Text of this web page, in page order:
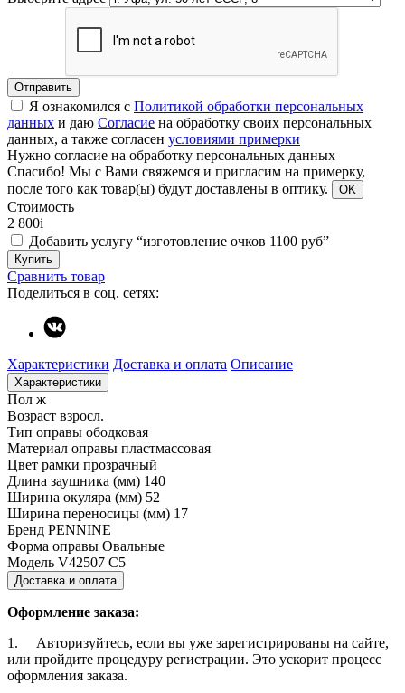
Отправить
Я ознакомился с Политикой обработки персональных
данных и даю Согласие на обработку своих персональных
данных, а также согласен условиями примерки
Нужно согласие на обработку персональных данных
Спасибо! Мы с Вами свяжемся и пригласим на примерку,
после того как товар(ы) будут доставлены в оптику.
OK
Стоимость
2 800i
Добавить услугу “изготовление очков 1100 руб”
Купить
Сравнить товар
Поделиться в соц. сетях:
Характеристики Доставка и оплата Описание
Характеристики
Пол ж
Возраст взросл.
Тип оправы ободковая
Материал оправы пластмассовая
Цвет рамки прозрачный
Длина заушника (мм) 140
Ширина окуляра (мм) 52
Ширина переносицы (мм) 17
Бренд PENNINE
Форма оправы Овальные
Модель V42507 C5
Доставка и оплата
Оформление заказа:
1. Авторизуйтесь, если вы уже зарегистрированы на сайте,
или пройдите процедуру регистрации. Это ускорит процесс
оформления заказа.